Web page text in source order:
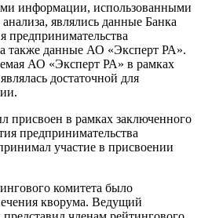
информации, использованными
являлись данные Банка
предпринимательства
также данные АО «Эксперт РА».
АО «Эксперт РА» в рамках
достаточной для
присвоен в рамках заключенного
предпринимательства
участие в присвоении
комитета было
кворума. Ведущий